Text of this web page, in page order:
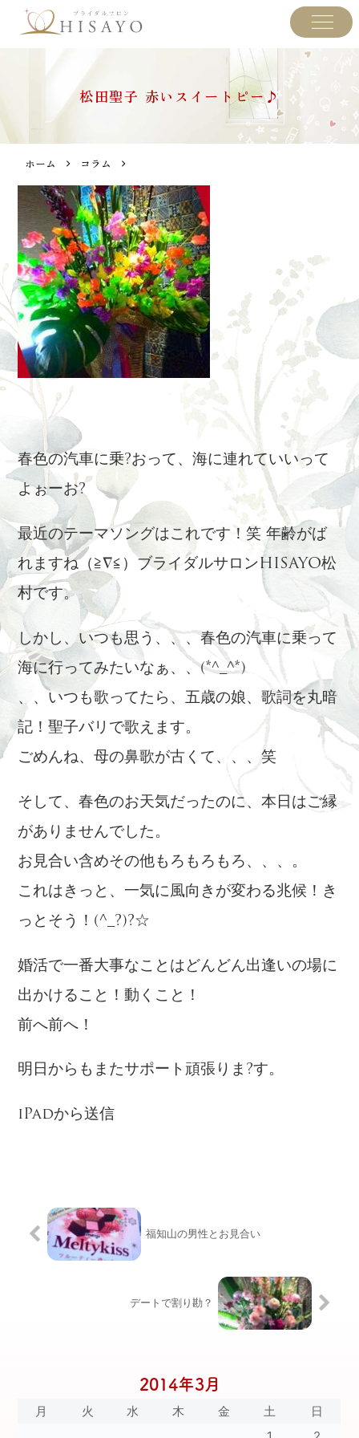
松田聖子 赤いスイートピー♪
ホーム コラム
春色の汽車に乗?おって、海に連れていいって
よぉーお?
最近のテーマソングはこれです！笑 年齢がば
れますね（≧∇≦）ブライダルサロンHISAYO松
村です。
しかし、いつも思う、、、春色の汽車に乗って
海に行ってみたいなぁ、、(*^_^*)
、、いつも歌ってたら、五歳の娘、歌詞を丸暗
記！聖子バリで歌えます。
ごめんね、母の鼻歌が古くて、、、笑
そして、春色のお天気だったのに、本日はご縁
がありませんでした。
お見合い含めその他もろもろもろ、、、。
これはきっと、一気に風向きが変わる兆候！き
っとそう！(^_?)?☆
婚活で一番大事なことはどんどん出逢いの場に
出かけること！動くこと！
前へ前へ！
明日からもまたサポート頑張りま?す。
iPadから送信
福知山の男性とお見合い
デートで割り勘？
2014年3月
月 火 水 木 金 土
日